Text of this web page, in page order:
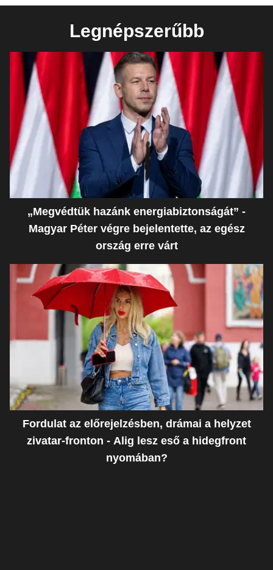
Legnépszerűbb
„Megvédtük hazánk energiabiztonságát” -
Magyar Péter végre bejelentette, az egész
ország erre várt
Fordulat az előrejelzésben, drámai a helyzet
zivatar-fronton - Alig lesz eső a hidegfront
nyomában?